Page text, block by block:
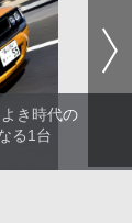
き時代の
る1台